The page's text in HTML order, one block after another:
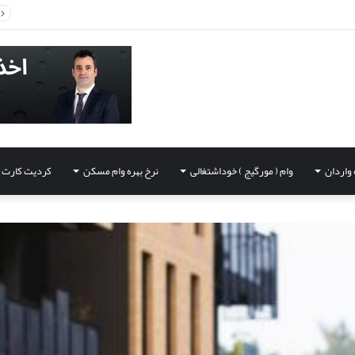
وام ( مورگیج ) خوداشتغالی نرخ بهره وام مسکن کردیت کارت